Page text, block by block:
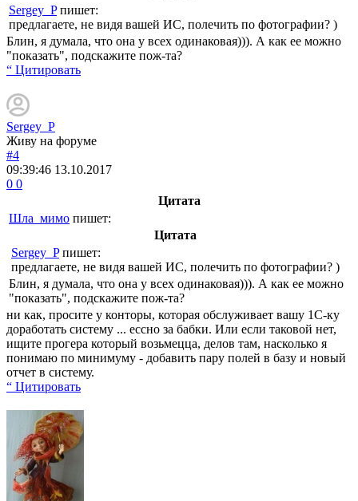
Sergey_Pпишет:
предлагаете, не видя вашей ИС, полечить по фотографии? )
Блин, я думала, что она у всех одинаковая))). А как ее можно
"показать", подскажите пож-та?
“ Цитировать
Sergey_P
Живу на форуме
#4
09:39:46 13.10.2017
0 0
Цитата
Шла_мимо пишет:
Цитата
Sergey_Pпишет:
предлагаете, не видя вашей ИС, полечить по фотографии? )
Блин, я думала, что она у всех одинаковая))). А как ее можно
"показать", подскажите пож-та?
ни как, просите у конторы, которая обслуживает вашу 1С-ку
доработать систему ... ессно за бабки. Или если таковой нет,
ищите прогера который возьмецца, делов там, насколько я
понимаю по минимуму - добавить пару полей в базу и новый
отчет в систему.
“ Цитировать